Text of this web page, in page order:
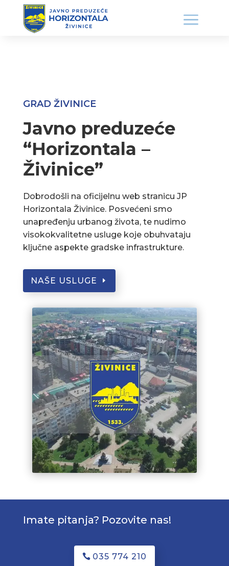
GRAD ŽIVINICE
Javno preduzeće
“Horizontala –
Živinice”
Dobrodošli na oficijelnu web stranicu JP
Horizontala Živinice. Posvećeni smo
unapređenju urbanog života, te nudimo
visokokvalitetne usluge koje obuhvataju
ključne aspekte gradske infrastrukture.
NAŠE USLUGE
Imate pitanja? Pozovite nas!
035 774 210